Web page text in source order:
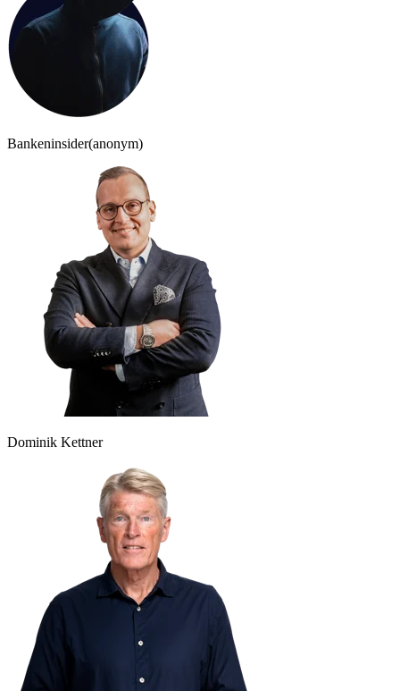
Bankeninsider(anonym)
Dominik Kettner